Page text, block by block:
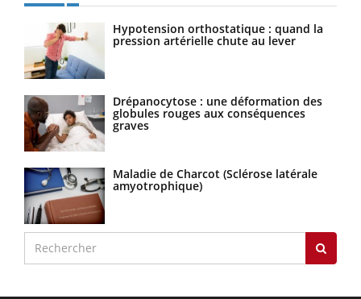
Hypotension orthostatique : quand la
pression artérielle chute au lever
Drépanocytose : une déformation des
globules rouges aux conséquences
graves
Maladie de Charcot (Sclérose latérale
amyotrophique)